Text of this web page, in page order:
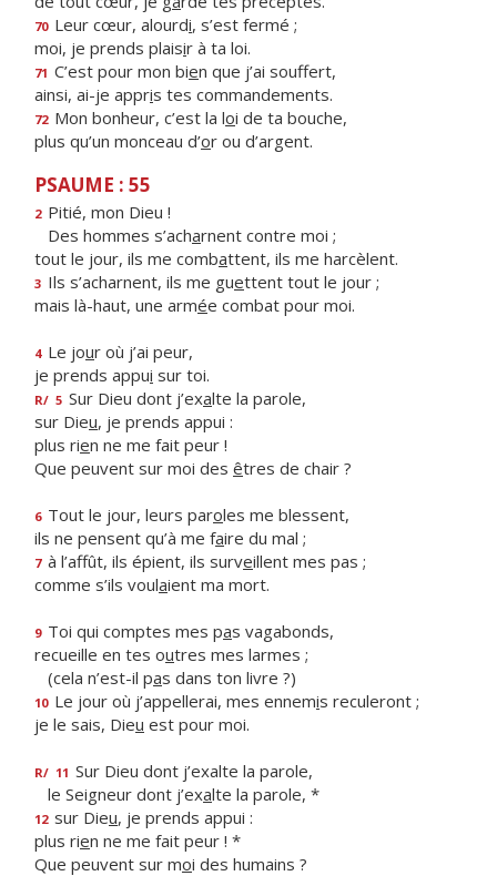
70 Leur cœur, alourdi, s’est fermé ;
moi, je prends plaisir à ta loi.
71 C’est pour mon bien que j’ai souffert,
ainsi, ai-je appris tes commandements.
72 Mon bonheur, c’est la loi de ta bouche,
plus qu’un monceau d’or ou d’argent.
PSAUME : 55
2 Pitié, mon Dieu !
Des hommes s’acharnent contre moi ;
tout le jour, ils me combattent, ils me harcèlent.
3 Ils s’acharnent, ils me guettent tout le jour ;
mais là-haut, une armée combat pour moi.
4 Le jour où j’ai peur,
je prends appui sur toi.
R/ 5 Sur Dieu dont j’exalte la parole,
sur Dieu, je prends appui :
plus rien ne me fait peur !
Que peuvent sur moi des êtres de chair ?
6 Tout le jour, leurs paroles me blessent,
ils ne pensent qu’à me faire du mal ;
7 à l’affût, ils épient, ils surveillent mes pas ;
comme s’ils voulaient ma mort.
9 Toi qui comptes mes pas vagabonds,
recueille en tes outres mes larmes ;
(cela n’est-il pas dans ton livre ?)
10 Le jour où j’appellerai, mes ennemis reculeront ;
je le sais, Dieu est pour moi.
R/ 11 Sur Dieu dont j’exalte la parole,
le Seigneur dont j’exalte la parole, *
12 sur Dieu, je prends appui :
plus rien ne me fait peur ! *
Que peuvent sur moi des humains ?